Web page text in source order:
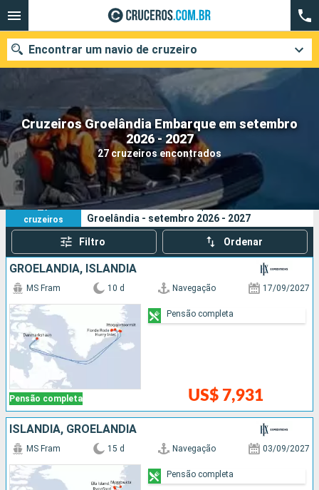
Cruzeiros Groelândia Embarque em setembro
2026 - 2027
27 cruzeiros encontrados
Encontrar um navio de cruzeiro
Quando ir?
Data de partida
Cidades Companhias
Pesquisar
27
cruzeiros
Os seus critérios de pesquisa:
Groelândia - setembro 2026 - 2027
Filtro Ordenar
GROELÂNDIA, ISLÂNDIA
Pensão completa
MS Fram 10 d Navegação 17/09/2027
US$ 7,931
Pensão completa
ISLÂNDIA, GROELÂNDIA
MS Fram 15 d Navegação 03/09/2027
Pensão completa